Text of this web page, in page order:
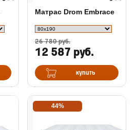
Матрас Drom Embrace
26 780 руб.
12 587 руб.
купить
44%